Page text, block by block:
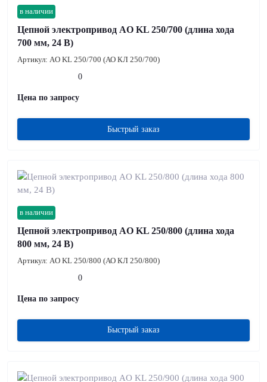
в наличии
Цепной электропривод AO KL 250/700 (длина хода
700 мм, 24 В)
Артикул: AO KL 250/700 (АО КЛ 250/700)
0
Цена по запросу
Быстрый заказ
в наличии
Цепной электропривод AO KL 250/800 (длина хода
800 мм, 24 В)
Артикул: AO KL 250/800 (АО КЛ 250/800)
0
Цена по запросу
Быстрый заказ